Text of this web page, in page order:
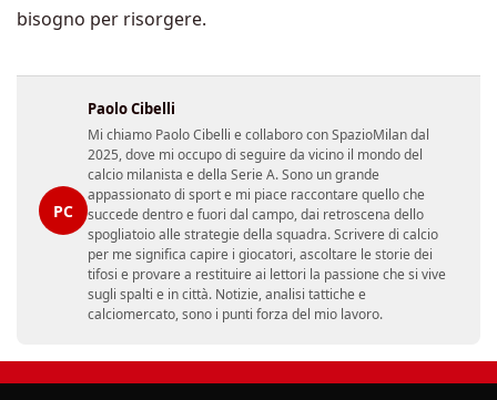
bisogno per risorgere.
PC
Paolo Cibelli
Mi chiamo Paolo Cibelli e collaboro con SpazioMilan dal
2025, dove mi occupo di seguire da vicino il mondo del
calcio milanista e della Serie A. Sono un grande
appassionato di sport e mi piace raccontare quello che
succede dentro e fuori dal campo, dai retroscena dello
spogliatoio alle strategie della squadra. Scrivere di calcio
per me significa capire i giocatori, ascoltare le storie dei
tifosi e provare a restituire ai lettori la passione che si vive
sugli spalti e in città. Notizie, analisi tattiche e
calciomercato, sono i punti forza del mio lavoro.